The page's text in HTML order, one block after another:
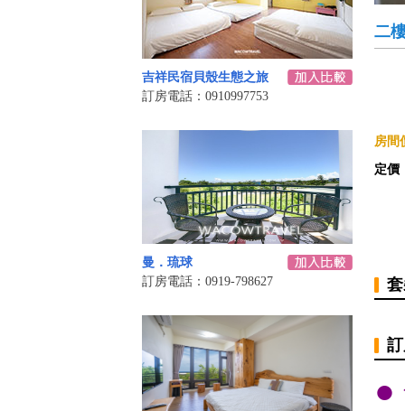
吉祥民宿貝殼生態之旅
訂房電話：0910997753
曼．琉球
訂房電話：0919-798627
二
房間
定價
●